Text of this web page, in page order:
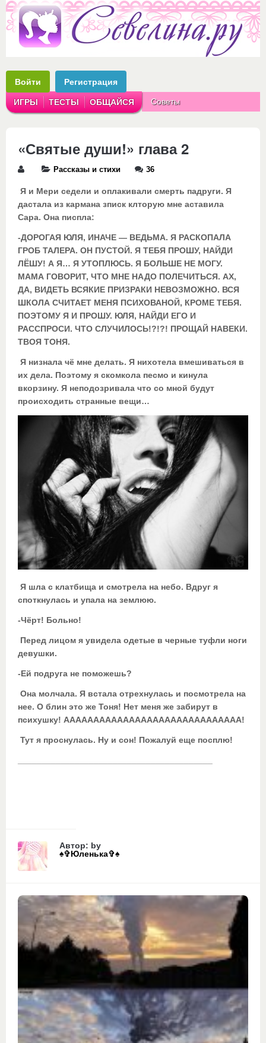
Войти Регистрация
ИГРЫ ТЕСТЫ ОБЩАЙСЯ Советы
«Святые души!» глава 2
Рассказы и стихи 36
Я и Мери седели и оплакивали смерть падруги. Я
дастала из кармана зписк клторую мне аставила
Сара. Она писпла:
-ДОРОГАЯ ЮЛЯ, ИНАЧЕ — ВЕДЬМА. Я РАСКОПАЛА
ГРОБ ТАЛЕРА. ОН ПУСТОЙ. Я ТЕБЯ ПРОШУ, НАЙДИ
ЛЁШУ! А Я… Я УТОПЛЮСЬ. Я БОЛЬШЕ НЕ МОГУ.
МАМА ГОВОРИТ, ЧТО МНЕ НАДО ПОЛЕЧИТЬСЯ. АХ,
ДА, ВИДЕТЬ ВСЯКИЕ ПРИЗРАКИ НЕВОЗМОЖНО. ВСЯ
ШКОЛА СЧИТАЕТ МЕНЯ ПСИХОВАНОЙ, КРОМЕ ТЕБЯ.
ПОЭТОМУ Я И ПРОШУ. ЮЛЯ, НАЙДИ ЕГО И
РАССПРОСИ. ЧТО СЛУЧИЛОСЬ!?!?! ПРОЩАЙ НАВЕКИ.
ТВОЯ ТОНЯ.
Я низнала чё мне делать. Я нихотела вмешиваться в
их дела. Поэтому я скомкола песмо и кинула
вкорзину. Я неподозривала что со мной будут
происходить странные вещи…
Я шла с клатбища и смотрела на небо. Вдруг я
споткнулась и упала на землюю.
-Чёрт! Больно!
Перед лицом я увидела одетые в черные туфли ноги
девушки.
-Ей подруга не поможешь?
Она молчала. Я встала отрехнулась и посмотрела на
нее. О блин это же Тоня! Нет меня же забирут в
психушку! АААААААААААААААААААААААААААААА!
Тут я проснулась. Ну и сон! Пожалуй еще посплю!
Автор: by
♠✞Юленька✞♠